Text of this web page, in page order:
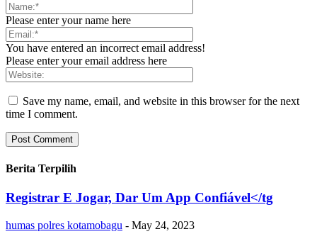
Please enter your name here
You have entered an incorrect email address!
Please enter your email address here
Save my name, email, and website in this browser for the next
time I comment.
Berita Terpilih
Registrar E Jogar, Dar Um App Confiável</tg
humas polres kotamobagu - May 24, 2023